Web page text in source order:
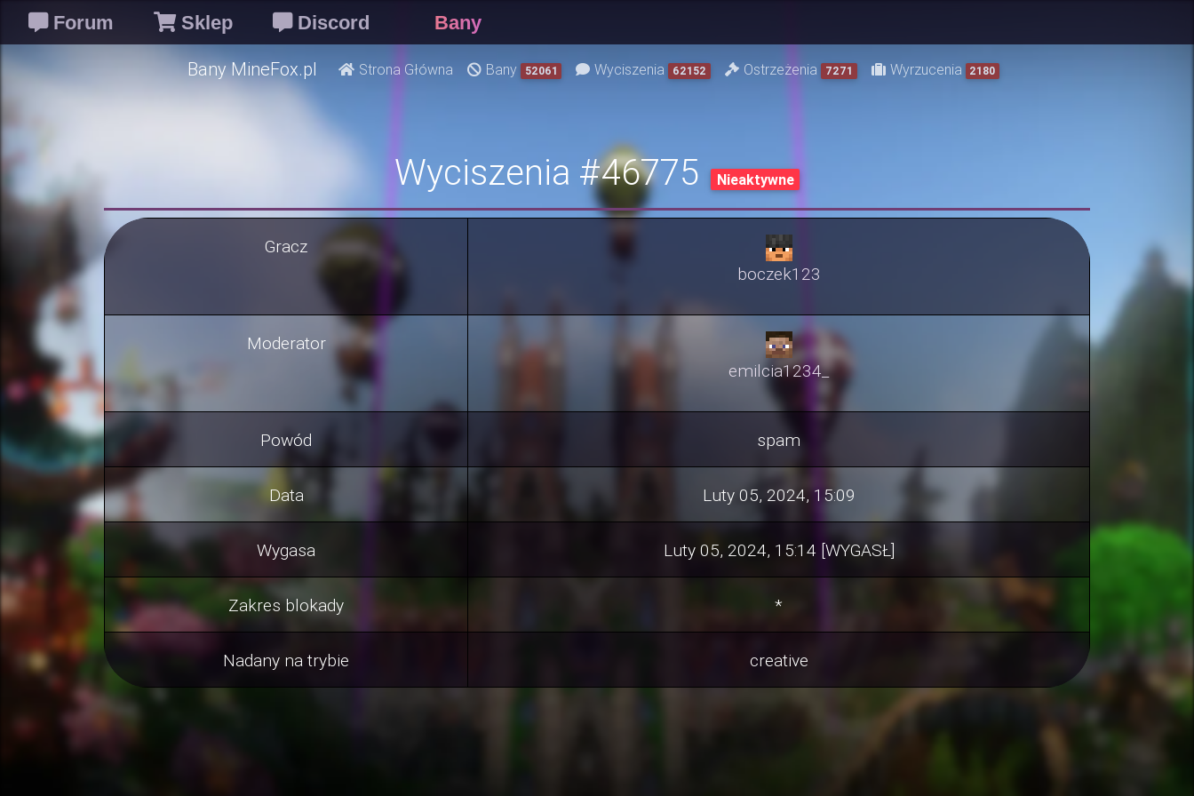
Forum Sklep Discord Bany
Bany MineFox.pl Strona Główna Bany 52061 Wyciszenia 62152 Ostrzeżenia 7271 Wyrzucenia 2180
Wyciszenia #46775 Nieaktywne
Gracz
boczek123
Moderator
emilcia1234_
Powód spam
Data Luty 05, 2024, 15:09
Wygasa Luty 05, 2024, 15:14 [WYGASŁ]
Zakres blokady *
Nadany na trybie creative